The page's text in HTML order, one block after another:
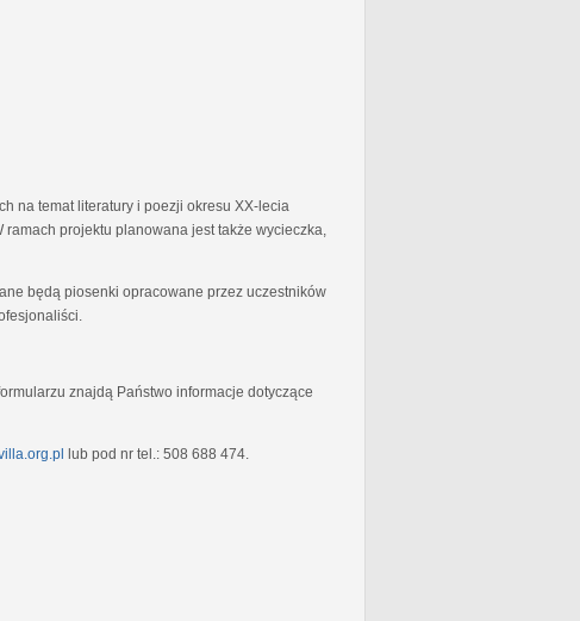
na temat literatury i poezji okresu XX-lecia
projektu planowana jest także wycieczka,
będą piosenki opracowane przez uczestników
znajdą Państwo informacje dotyczące
lub pod nr tel.: 508 688 474.